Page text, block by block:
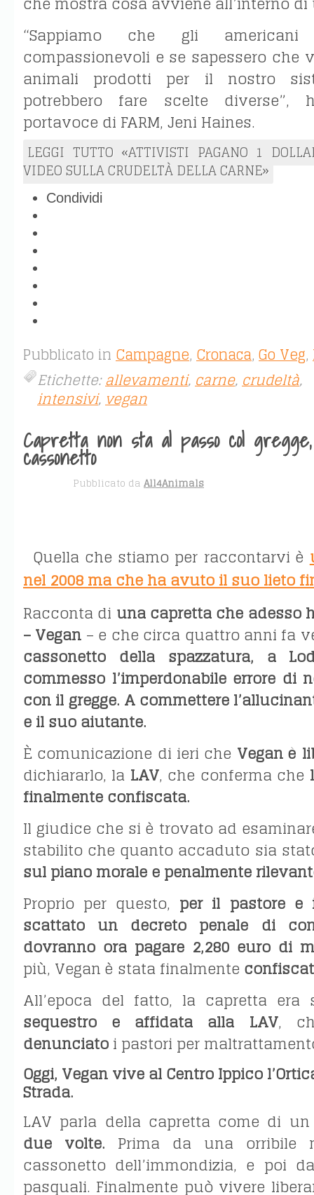
“Sappiamo che gli
compassionevoli e se sapessero che
animali prodotti per il nostro
potrebbero fare scelte diverse”,
portavoce di FARM, Jeni Haines.
LEGGI TUTTO «ATTIVISTI PAGANO 1
VIDEO SULLA CRUDELTÀ DELLA CARNE»
Condividi
Pubblicato in Campagne, Cronaca, Go Veg,
Etichette:allevamenti,carne,crudeltà,
intensivi,vegan
Capretta non sta al passo col
cassonetto
Pubblicato da All4Animals
Quella che stiamo per raccontarvi è
nel 2008 ma che ha avuto il suo lieto
Racconta di una capretta che adesso
– Vegan – e che circa quattro anni fa
cassonetto della spazzatura, a
commesso l’imperdonabile errore di
con il gregge. A commettere
e il suo aiutante.
È comunicazione di ieri che Vegan è
dichiararlo, la LAV, che conferma che
finalmente confiscata.
Il giudice che si è trovato ad
stabilito che quanto accaduto sia
sul piano morale e penalmente
Proprio per questo, per il pastore
scattato un decreto penale di
dovranno ora pagare 2,280 euro di
più, Vegan è stata finalmente
All’epoca del fatto, la capretta
sequestro e affidata alla LAV,
denunciatoi pastori per
Oggi, Vegan vive al Centro Ippico
Strada.
LAV parla della capretta come di
due volte. Prima da una orribile
cassonetto dell’immondizia, e poi
pasquali. Finalmente può vivere